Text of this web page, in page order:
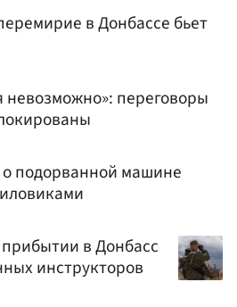
в Донбассе бьет
невозможно»: переговоры
подорванной машине
в Донбасс
инструкторов